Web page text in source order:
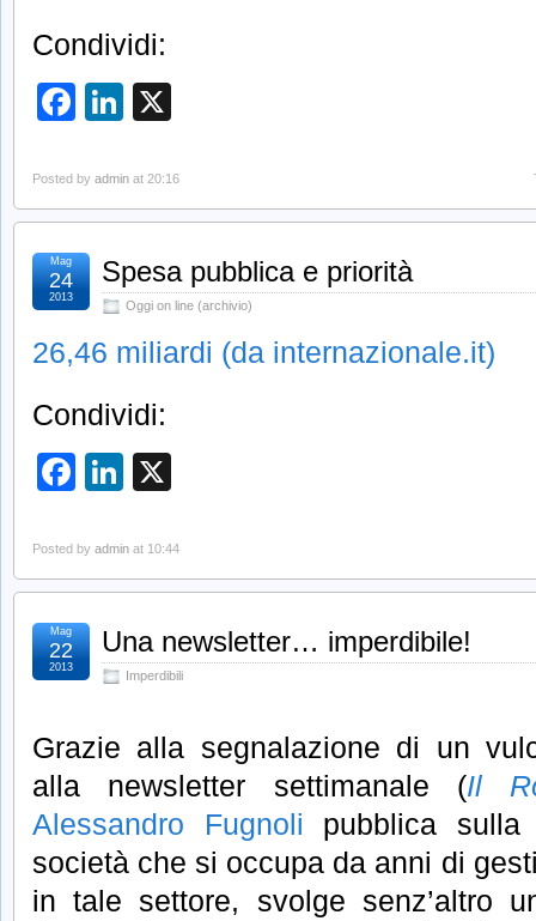
Condividi:
Facebook
LinkedIn
Posted by admin at 20:16
Spesa pubblica e priorità
Oggi on line (archivio)
Mag
24
2013
26,46 miliardi (da internazionale.it)
Condividi:
Facebook
LinkedIn
Posted by admin at 10:44
Una newsletter… imperdibile!
Imperdibili
Mag
22
2013
Grazie alla segnalazione di un
alla newsletter settimanale (Il
Alessandro Fugnoli pubblica
società che si occupa da anni di
in tale settore, svolge senz’altro